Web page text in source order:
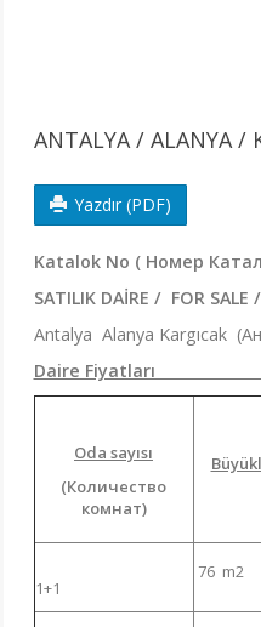
ANTALYA / ALANYA/
Yazdır (PDF)
Katalok No ( Номер
SATILIK DAİRE / FOR
Antalya Alanya
Daire
Oda sayısı
(Количество
комнат)
1+1
76 m2